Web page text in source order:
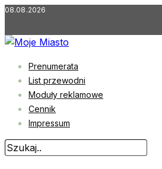
Przejdź
treści
08.08.2026
Prenumerata
List przewodni
Moduły reklamowe
Cennik
Impressum